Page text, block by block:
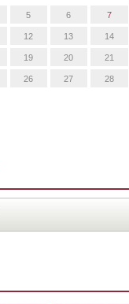
5 6 7
12 13 14
19 20 21
26 27 28